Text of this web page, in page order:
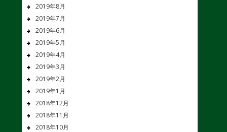
2019年8月
2019年7月
2019年6月
2019年5月
2019年4月
2019年3月
2019年2月
2019年1月
2018年12月
2018年11月
2018年10月